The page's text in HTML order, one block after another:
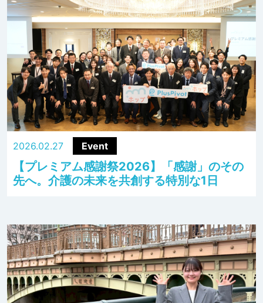
2026.02.27 Event
【プレミアム感謝祭2026】「感謝」のその
先へ。介護の未来を共創する特別な1日